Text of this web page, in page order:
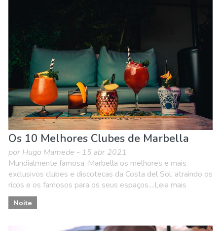
Os 10 Melhores Clubes de Marbella
por Hugo Mamede - 15 abr 2021
Mundialmente famosa, Marbella os melhores e mais
exclusivos clubes e discotecas da Costa del Sol, atraindo os
ricos e os famosos para os seus espaços....Leia mais
Noite